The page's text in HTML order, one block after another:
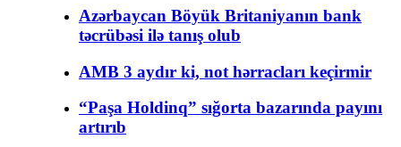
Azərbaycan Böyük Britaniyanın bank
təcrübəsi ilə tanış olub
AMB 3 aydır ki, not hərracları keçirmir
“Paşa Holdinq” sığorta bazarında payını
artırıb